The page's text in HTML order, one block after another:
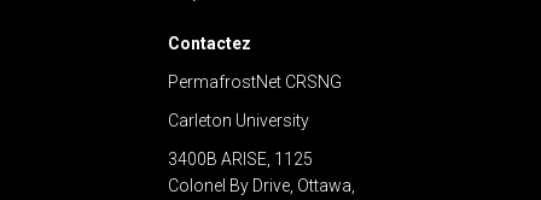
Contactez
PermafrostNet CRSNG
Carleton University
3400B ARISE, 1125
Colonel By Drive, Ottawa,